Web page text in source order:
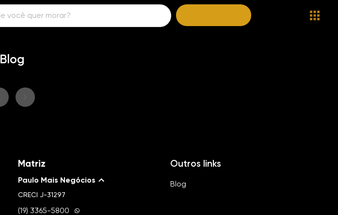
Blog
Matriz
Paulo Mais Negócios
CRECI J-31297
(19) 3365-5800
Outros links
Blog